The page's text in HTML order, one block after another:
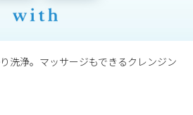
洗浄。マッサージもできるクレンジン